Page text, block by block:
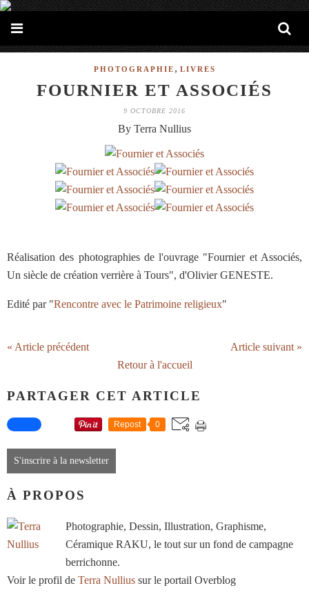
PHOTOGRAPHIE , LIVRES
FOURNIER ET ASSOCIÉS
9 OCTOBRE 2016
By Terra Nullius
Réalisation des photographies de l'ouvrage "Fournier et Associés,
Un siècle de création verrière à Tours", d'Olivier GENESTE.
Edité par "Rencontre avec le Patrimoine religieux"
« Article précédent
Article suivant »
Retour à l'accueil
PARTAGER CET ARTICLE
Repost 0
S'inscrire à la newsletter
À PROPOS
Photographie, Dessin, Illustration, Graphisme,
Céramique RAKU, le tout sur un fond de campagne
berrichonne.
Voir le profil de Terra Nullius sur le portail Overblog